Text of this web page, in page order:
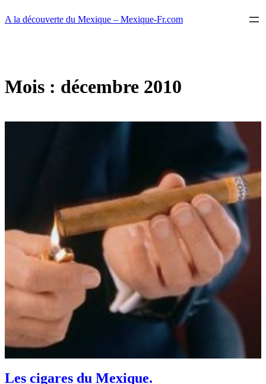
au
A la découverte du Mexique – Mexique-Fr.com
Mois : décembre 2010
Les cigares du Mexique.